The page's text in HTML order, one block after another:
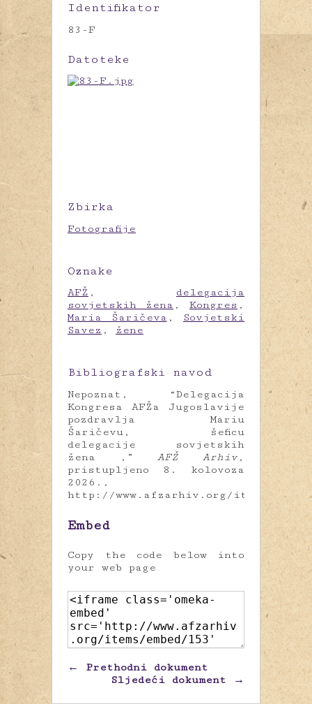
Identifikator
83-F
Datoteke
Zbirka
Fotografije
Oznake
AFŽ , delegacija
sovjetskih žena , Kongres ,
Maria Šaričeva ,
Sovjetski
Savez , žene
Bibliografski navod
Nepoznat, “Delegacija
Kongresa AFŽa Jugoslavije
pozdravlja Mariu
Šaričevu, šeficu
delegacije sovjetskih
žena ,”AFŽ Arhiv ,
pristupljeno 8. kolovoza
2026.,
http://www.afzarhiv.org/items/show/
Embed
Copy the code below into
your web page
← Prethodni dokument
Sljedeći dokument →